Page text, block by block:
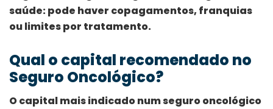
saúde:pode haver copagamentos, franquias
ou limites por tratamento.
Qual o capital recomendado no
Seguro Oncológico?
O capital mais indicado num seguro oncológico